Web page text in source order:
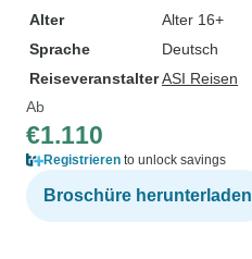
Alter
Alter 16+
Sprache
Deutsch
ReiseveranstalterASI Reisen
Ab
€1.110
Registrieren to unlock savings
Broschüre herunterladen